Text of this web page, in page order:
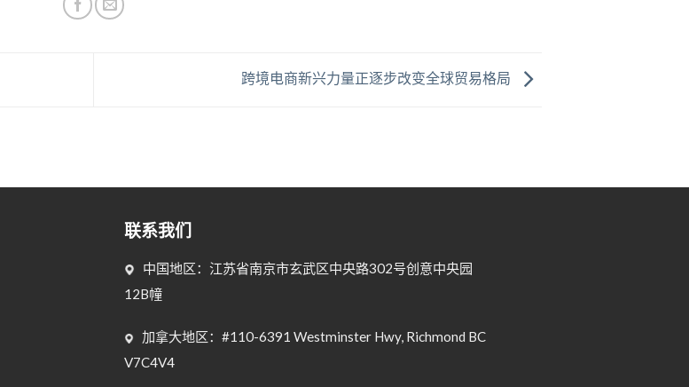
跨境电商新兴力量正逐步改变全球贸易格局
联系我们
中国地区：江苏省南京市玄武区中央路302号创意中央园
12B幢
加拿大地区：#110-6391 Westminster Hwy, Richmond BC
V7C4V4